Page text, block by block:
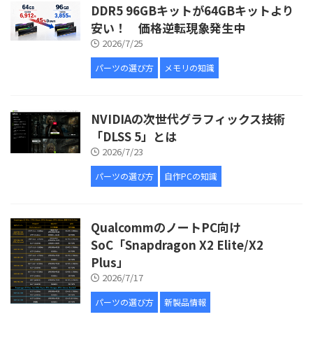
DDR5 96GBキットが64GBキットより
安い！ 価格逆転現象発生中
2026/7/25
パーツの選び方 メモリの知識
NVIDIAの次世代グラフィックス技術
「DLSS 5」とは
2026/7/23
パーツの選び方 自作PCの知識
QualcommのノートPC向け
SoC「Snapdragon X2 Elite/X2
Plus」
2026/7/17
パーツの選び方 新製品情報